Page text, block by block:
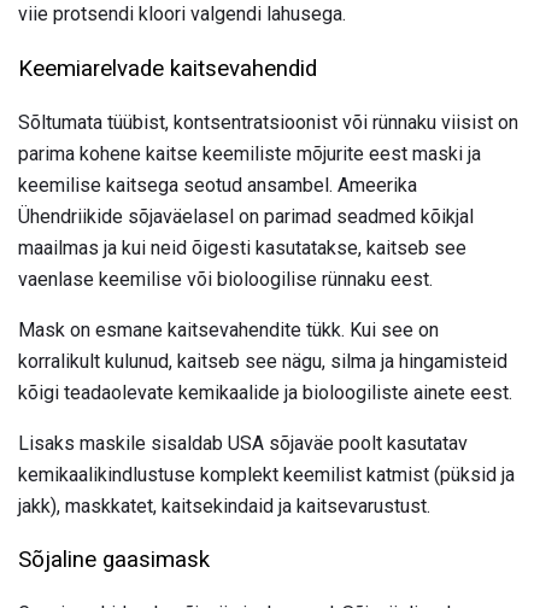
viie protsendi kloori valgendi lahusega.
Keemiarelvade kaitsevahendid
Sõltumata tüübist, kontsentratsioonist või rünnaku viisist on
parima kohene kaitse keemiliste mõjurite eest maski ja
keemilise kaitsega seotud ansambel. Ameerika
Ühendriikide sõjaväelasel on parimad seadmed kõikjal
maailmas ja kui neid õigesti kasutatakse, kaitseb see
vaenlase keemilise või bioloogilise rünnaku eest.
Mask on esmane kaitsevahendite tükk. Kui see on
korralikult kulunud, kaitseb see nägu, silma ja hingamisteid
kõigi teadaolevate kemikaalide ja bioloogiliste ainete eest.
Lisaks maskile sisaldab USA sõjaväe poolt kasutatav
kemikaalikindlustuse komplekt keemilist katmist (püksid ja
jakk), maskkatet, kaitsekindaid ja kaitsevarustust.
Sõjaline gaasimask